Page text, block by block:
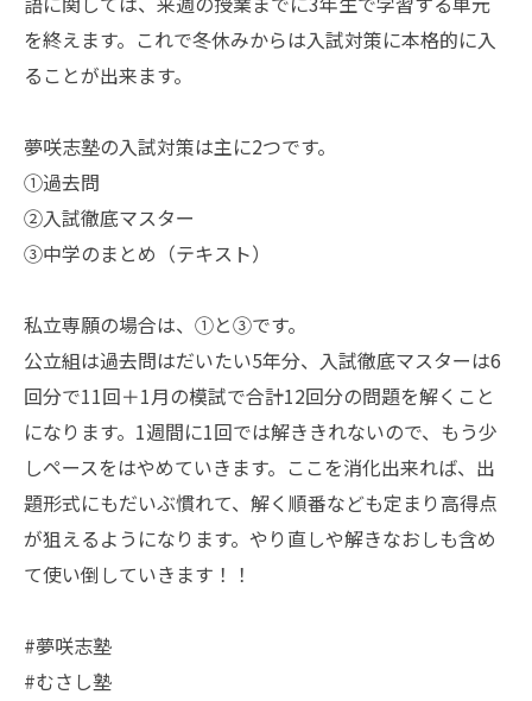
を終えます。これで冬休みからは入試対策に本格的に入
ることが出来ます。
夢咲志塾の入試対策は主に2つです。
①過去問
②入試徹底マスター
③中学のまとめ（テキスト）
私立専願の場合は、①と③です。
公立組は過去問はだいたい5年分、入試徹底マスターは6
回分で11回＋1月の模試で合計12回分の問題を解くこと
になります。1週間に1回では解ききれないので、もう少
しペースをはやめていきます。ここを消化出来れば、出
題形式にもだいぶ慣れて、解く順番なども定まり高得点
が狙えるようになります。やり直しや解きなおしも含め
て使い倒していきます！！
#夢咲志塾
#むさし塾